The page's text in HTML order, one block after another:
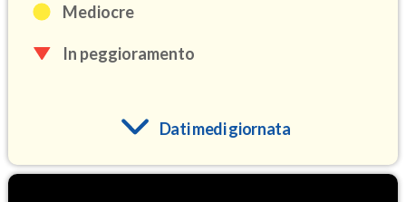
Mediocre
In peggioramento
Dati medi giornata